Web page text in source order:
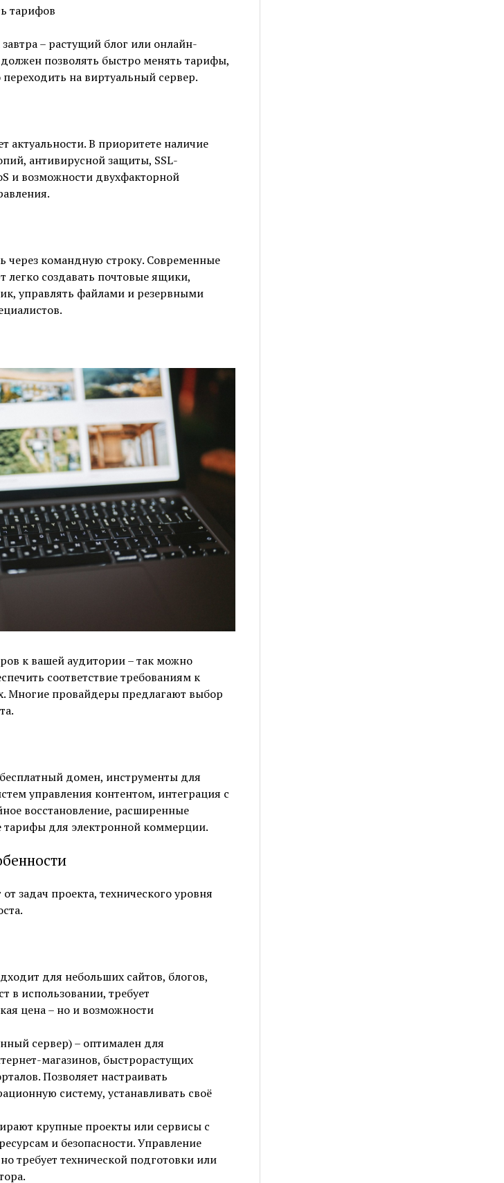
тарифов
– растущий блог или онлайн-
позволять быстро менять тарифы,
на виртуальный сервер.
актуальности. В приоритете наличие
антивирусной защиты, SSL-
и возможности двухфакторной
через командную строку. Современные
легко создавать почтовые ящики,
управлять файлами и резервными
к вашей аудитории – так можно
соответствие требованиям к
Многие провайдеры предлагают выбор
домен, инструменты для
управления контентом, интеграция с
восстановление, расширенные
для электронной коммерции.
задач проекта, технического уровня
для небольших сайтов, блогов,
в использовании, требует
цена – но и возможности
сервер) – оптимален для
магазинов, быстрорастущих
Позволяет настраивать
систему, устанавливать своё
крупные проекты или сервисы с
и безопасности. Управление
требует технической подготовки или